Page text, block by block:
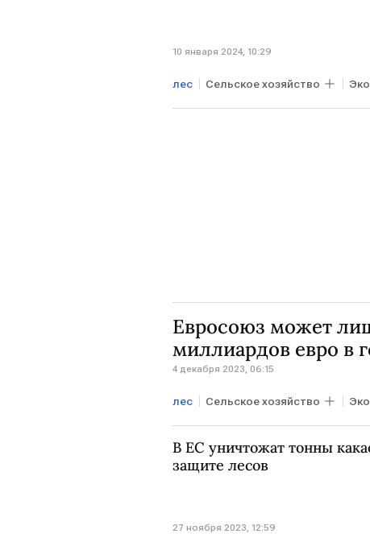
10 января 2024, 10:29
лес Сельское хозяйство
Евросоюз может
миллиардов евро в
4 декабря 2023, 06:15
лес Сельское хозяйство
закон соя потери
В ЕС уничтожат тонны
защите лесов
27 ноября 2023, 12:59